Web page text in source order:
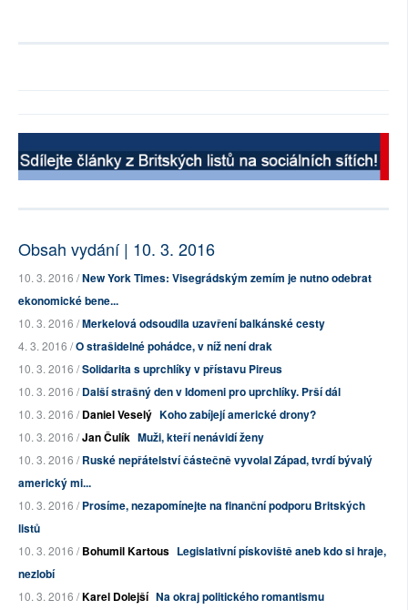
Obsah vydání | 10. 3. 2016
10. 3. 2016 /New York Times: Visegrádským zemím je nutno odebrat
ekonomické bene...
10. 3. 2016 /Merkelová odsoudila uzavření balkánské cesty
4. 3. 2016 /O strašidelné pohádce, v níž není drak
10. 3. 2016 /Solidarita s uprchlíky v přístavu Pireus
10. 3. 2016 /Další strašný den v Idomeni pro uprchlíky. Prší dál
10. 3. 2016 /Daniel Veselý Koho zabíjejí americké drony?
10. 3. 2016 /Jan Čulík Muži, kteří nenávidí ženy
10. 3. 2016 /Ruské nepřátelství částečně vyvolal Západ, tvrdí bývalý
americký mi...
10. 3. 2016 /Prosíme, nezapomínejte na finanční podporu Britských
listů
10. 3. 2016 /Bohumil Kartous Legislativní pískoviště aneb kdo si hraje,
nezlobí
10. 3. 2016 /Karel Dolejší Na okraj politického romantismu